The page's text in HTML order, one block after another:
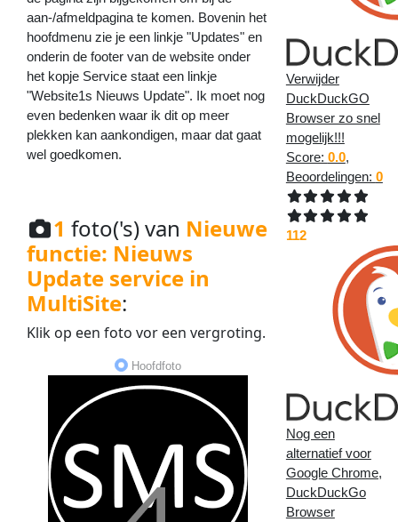
aan-/afmeldpagina te komen. Bovenin het
hoofdmenu zie je een linkje "Updates" en
onderin de footer van de website onder
het kopje Service staat een linkje
"Website1s Nieuws Update". Ik moet nog
even bedenken waar ik dit op meer
plekken kan aankondigen, maar dat gaat
wel goedkomen.
1 foto('s) van Nieuwe
functie: Nieuws
Update service in
MultiSite:
Klik op eenfoto vor eenvergroting.
Hoofdfoto
Verwijder
DuckDuckGO
Browser zo snel
mogelijk!!!
Score: 0.0,
Beoordelingen: 0
112
Nog een
alternatief voor
Google Chrome,
DuckDuckGo
Browser